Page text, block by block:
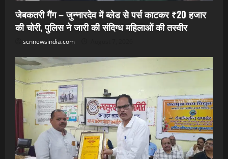
जेबकतरी गैंग – जुन्नारदेव में ब्लेड से पर्स काटकर ₹20 हजार
की चोरी, पुलिस ने जारी की संदिग्ध महिलाओं की तस्वीर
scnnewsindia.com